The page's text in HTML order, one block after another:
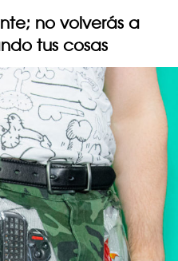
no volverás a
tus cosas